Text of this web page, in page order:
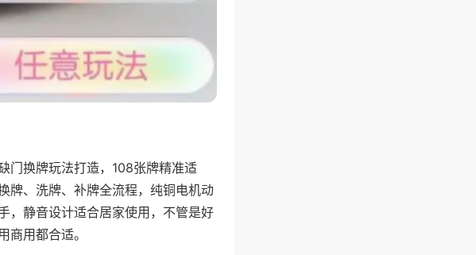
门换牌玩法打造，108张牌精准适
牌、洗牌、补牌全流程，纯铜电机动
，静音设计适合居家使用，不管是好
用都合适。